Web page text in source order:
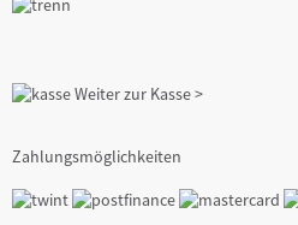
Weiter zur Kasse >
Zahlungsmöglichkeiten